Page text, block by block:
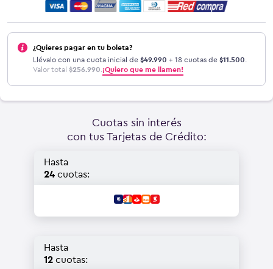
¿Quieres pagar en tu boleta?
Llévalo con una cuota inicial de $49.990 + 18 cuotas de $11.500.
Valor total $256.990.¡Quiero que me llamen!
Cuotas sin interés
con tus Tarjetas de Crédito:
Hasta
24 cuotas:
Hasta
12 cuotas: